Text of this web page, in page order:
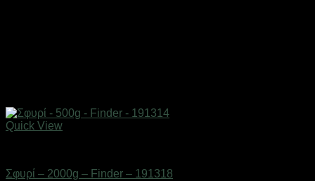
Quick View
Σφυρί – 2000g – Finder – 191318